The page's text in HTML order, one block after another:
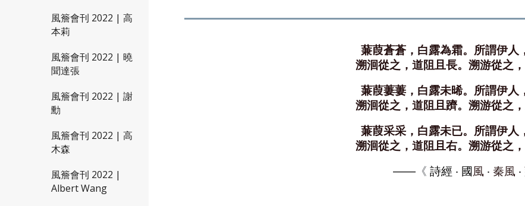
風簷會刊 2022 | 高
本莉
風簷會刊 2022 | 曉
聞達張
風簷會刊 2022 | 謝
勳
風簷會刊 2022 | 高
木森
風簷會刊 2022 |
Albert Wang
蒹葭蒼蒼，白露為霜。所謂伊人
溯洄從之，道阻且長。溯游從之，
蒹葭萋萋，白露未晞。所謂伊人
溯洄從之，道阻且躋。溯游從之，
蒹葭采采，白露未已。所謂伊人
溯洄從之，道阻且右。溯游從之，
——《 詩經 ‧ 國 風 ‧ 秦風 ‧